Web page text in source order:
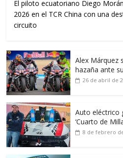
El piloto ecuatoriano Diego
2026 en el TCR China con una
circuito
Alex Márquez
hazaña ante
26 de abril de
Auto eléctrico
‘Cuarto de
8 de febrero